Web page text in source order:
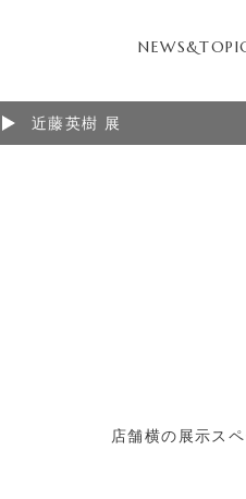
近藤英樹 展
店舗横の展示ス